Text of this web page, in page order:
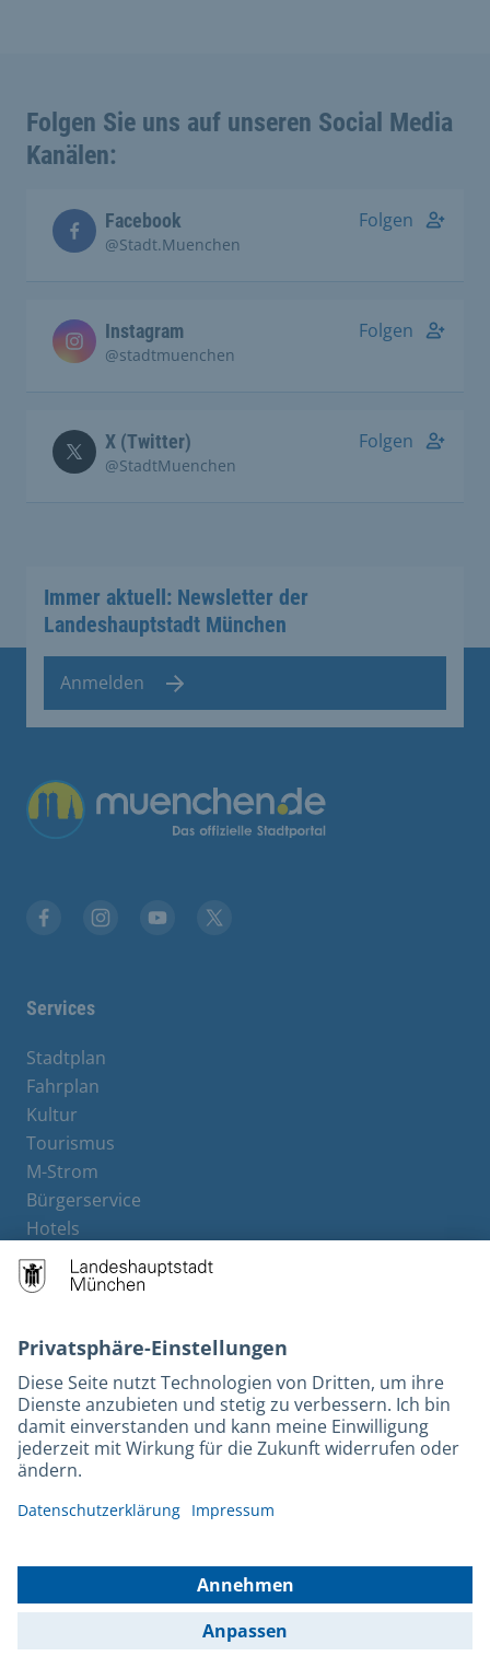
Folgen Sie uns auf unseren Social Media
Kanälen:
Facebook
@Stadt.Muenchen
Folgen
Instagram
@stadtmuenchen
Folgen
X (Twitter)
@StadtMuenchen
Folgen
Immer aktuell: Newsletter der
Landeshauptstadt München
Anmelden
Übergreifende Links
Services
Stadtplan
Fahrplan
Kultur
Tourismus
M-Strom
Bürgerservice
Hotels
Barrierefreiheit
Leichte Sprache
Gebärdensprache
Datenschutz
Kontakt
© 2026 Portal München Betriebs GmbH & Co. KG - Ein Service der
Landeshauptstadt München und der Stadtwerke München GmbH